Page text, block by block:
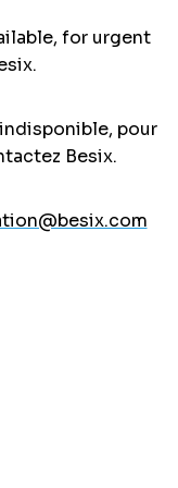
for urgent
pour
Besix.